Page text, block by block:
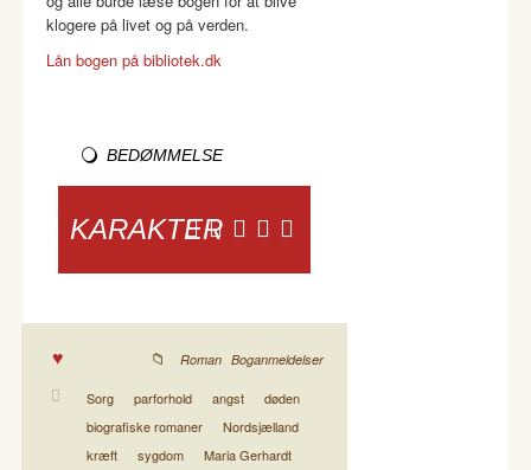
klogere på livet og på verden.
Lån bogen på bibliotek.dk
BEDØMMELSE
KARAKTER
Roman, Boganmeldelser
Sorg parforhold angst
døden
biografiske romaner
Nordsjælland
kræft
sygdom
Maria Gerhardt